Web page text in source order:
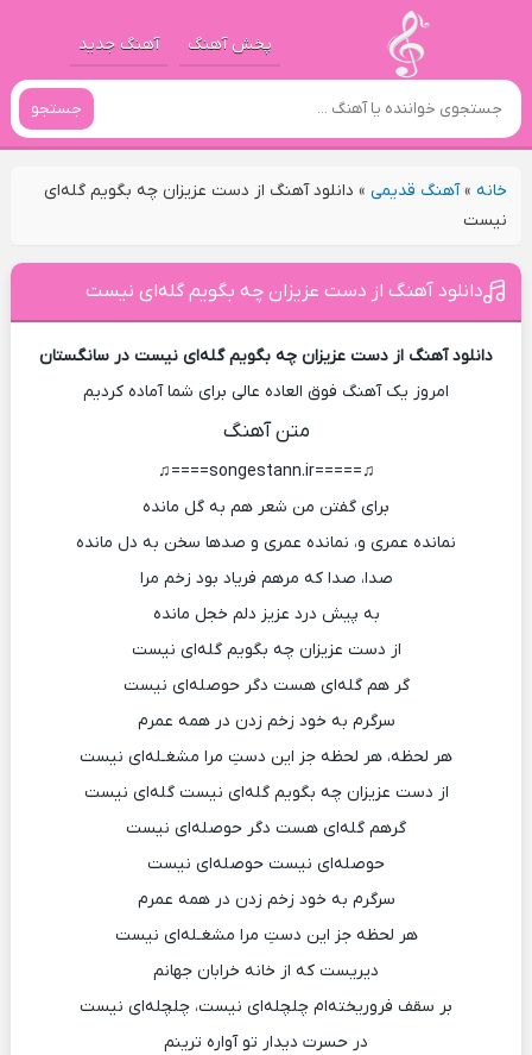
پخش آهنگ آهنگ جدید
جستجو
خانه»آهنگ قدیمی» دانلود آهنگ از دست عزیزان چه بگویم گله‌ای
نیست
دانلود آهنگ از دست عزیزان چه بگویم گله‌ای نیست
دانلود آهنگ از دست عزیزان چه بگویم گله‌ای نیست در سانگستان
امروز یک آهنگ فوق العاده عالی برای شما آماده کردیم
متن آهنگ
♫=====songestann.ir====♫
برای گفتن من شعر هم به گل مانده
نمانده عمری و، نمانده عمری و صدها سخن به دل مانده
صدا، صدا که مرهم فریاد بود زخم مرا
به پیش درد عزیز دلم خجل مانده
از دست عزیزان چه بگویم گله‌ای نیست
گر هم گله‌ای هست دگر حوصله‌ای نیست
سرگرم به خود زخم زدن در همه عمرم
هر لحظه، هر لحظه جز این دستِ مرا مشغـله‌ای نیست
از دست عزیزان چه بگویم گله‌ای نیست گله‌ای نیست
گرهم گله‌ای هست دگر حوصله‌ای نیست
حوصله‌ای نیست حوصله‌ای نیست
سرگرم به خود زخم زدن در همه عمرم
هر لحظه جز این دستِ مرا مشغـله‌ای نیست
دیریست که از خانه خرابان جهانم
بر سقف فروریخته‌ام چلچله‌ای نیست، چلچله‌ای نیست
در حسرت دیدار تو آواره ترینم